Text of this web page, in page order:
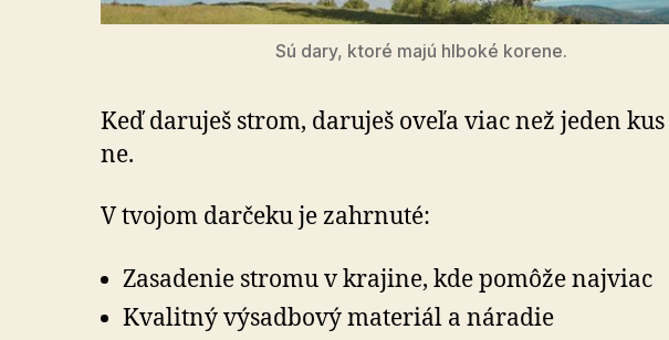
Sú dary, ktoré majú hlboké korene.
Keď daruješ strom, daruješ oveľa viac než jeden
ne.
V tvojom darčeku je zahrnuté:
Zasadenie stromu v krajine, kde pomôže najviac
Kvalitný výsadbový materiál a náradie